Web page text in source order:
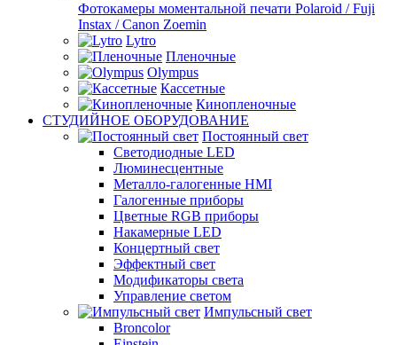
Фотокамеры моментальной печати Polaroid / Fuji
Instax / Canon Zoemin
Lytro
Пленочные
Olympus
Кассетные
Кинопленочные
СТУДИЙНОЕ ОБОРУДОВАНИЕ
Постоянный свет
Светодиодные LED
Люминесцентные
Металло-галогенные HMI
Галогенные приборы
Цветные RGB приборы
Накамерные LED
Концертный свет
Эффектный свет
Модификаторы света
Управление светом
Импульсный свет
Broncolor